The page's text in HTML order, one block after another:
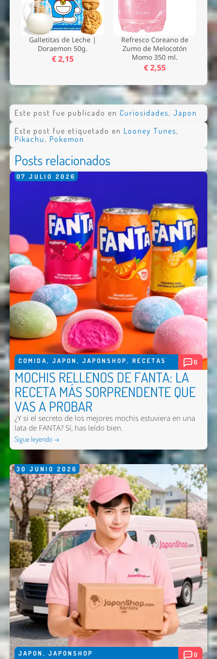
Galletitas de Leche |
Doraemon 50g.
€ 2,15
Refresco Coreano de
Zumo de Melocotón
Momo 350 ml.
€ 2,55
Este post fue publicado en Curiosidades, Japon
Este post fue etiquetado en Looney Tunes,
Pikachu , Pokemon
Posts relacionados
07 JULIO 2026
COMIDA, JAPON , JAPONSHOP, RECETAS 0
MOCHIS RELLENOS DE FANTA: LA
RECETA MÁS SORPRENDENTE QUE
VAS A PROBAR
¿Y si el secreto de los mejores mochis estuviera en una
lata de FANTA? Sí, has leído bien.
Sigue leyendo →
30 JUNIO 2026
JAPON , JAPONSHOP 0